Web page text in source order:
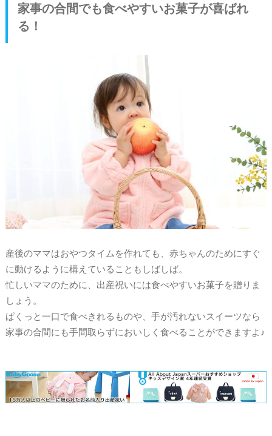
家事の合間でも食べやすいお菓子が喜ばれ
る！
産後のママはおやつタイムを作れても、赤ちゃんのためにすぐ
に動けるように構えていることもしばしば。
忙しいママのために、出産祝いには食べやすいお菓子を贈りま
しょう。
ぱくっと一口で食べきれるものや、手が汚れないスイーツなら
家事の合間にも手間取らずにおいしく食べることができますよ♪